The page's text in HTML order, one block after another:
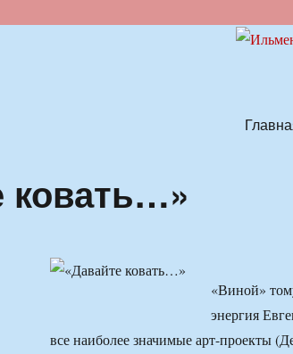
ковать…»
«Виной»
энергия
все наиболее значимые арт-проекты